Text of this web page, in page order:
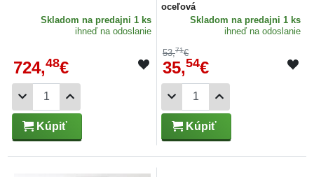
Skladom na predajni 1 ks
ihneď na odoslanie
724,48€
Kúpiť
oceľová
Skladom na predajni 1 ks
ihneď na odoslanie
53,71€
35,54€
Kúpiť